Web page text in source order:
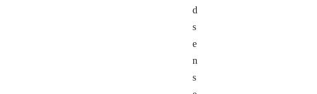
d
s
e
n
s